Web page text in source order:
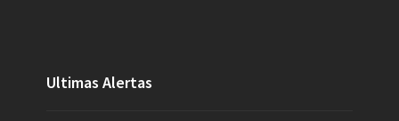
Ultimas Alertas